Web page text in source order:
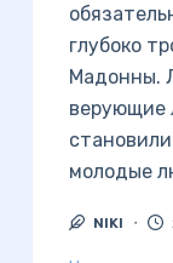
глубоко
Мадонны.
верующие
молодые
NIKI